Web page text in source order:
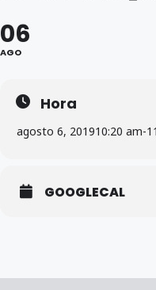
06
AGO
Hora
agosto 6, 201910:20 am-
GOOGLECAL